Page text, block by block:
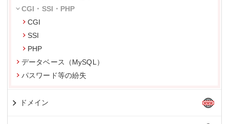
CGI・SSI・PHP
CGI
SSI
PHP
データベース（MySQL）
パスワード等の紛失
ドメイン